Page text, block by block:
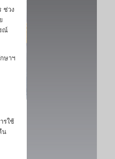
ช่วง
ณ์
ษาฯ
รใช้
น